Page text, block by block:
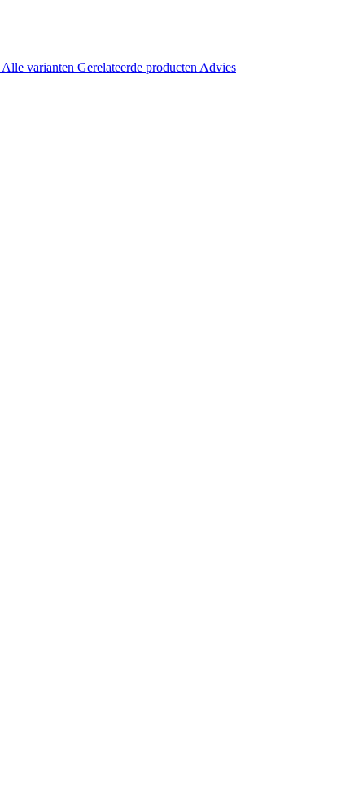
Alle varianten Gerelateerde productenAdvies